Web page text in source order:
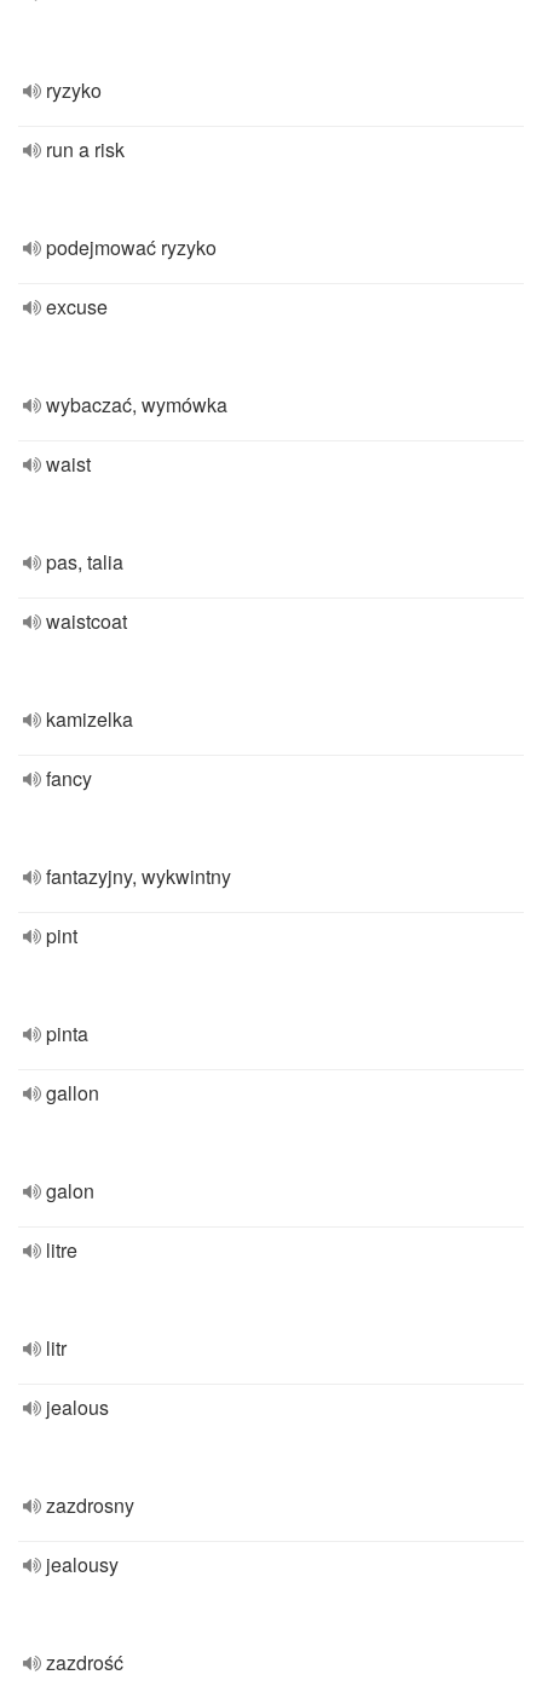
ryzyko
run a risk
podejmować ryzyko
excuse
wybaczać, wymówka
waist
pas, talia
waistcoat
kamizelka
fancy
fantazyjny, wykwintny
pint
pinta
gallon
galon
litre
litr
jealous
zazdrosny
jealousy
zazdrość